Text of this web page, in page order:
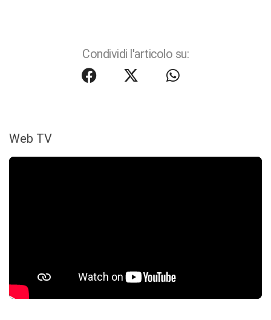
Condividi l'articolo su:
Web TV